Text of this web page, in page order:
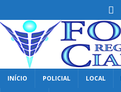
INÍCIO POLICIAL LOCAL